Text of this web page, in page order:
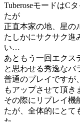
TuberoseモードはC
たが
正直本家の地、星
たしかにサクサク進
い…
あともう一回エク
と思わせる秀逸なバ
普通のプレイですが
もアップさせて頂き
その際にリプレイ機
たが、全体的にとて